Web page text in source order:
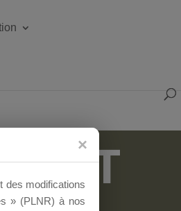
des modifications
» (PLNR) à nos